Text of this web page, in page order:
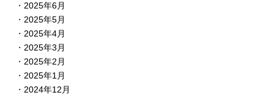
2025年6月
2025年5月
2025年4月
2025年3月
2025年2月
2025年1月
2024年12月